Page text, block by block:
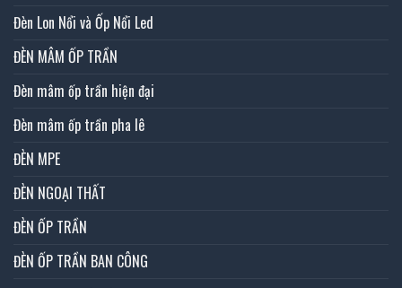
Đèn Lon Nổi và Ốp Nổi Led
ĐÈN MÂM ỐP TRẦN
Đèn mâm ốp trần hiện đại
Đèn mâm ốp trần pha lê
ĐÈN MPE
ĐÈN NGOẠI THẤT
ĐÈN ỐP TRẦN
ĐÈN ỐP TRẦN BAN CÔNG